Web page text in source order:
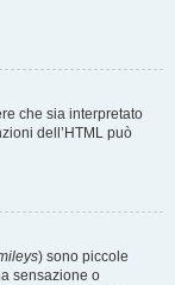
che sia interpretato
dell’HTML può
) sono piccole
sensazione o